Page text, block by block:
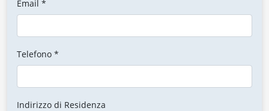
Email *
Telefono *
Indirizzo di Residenza